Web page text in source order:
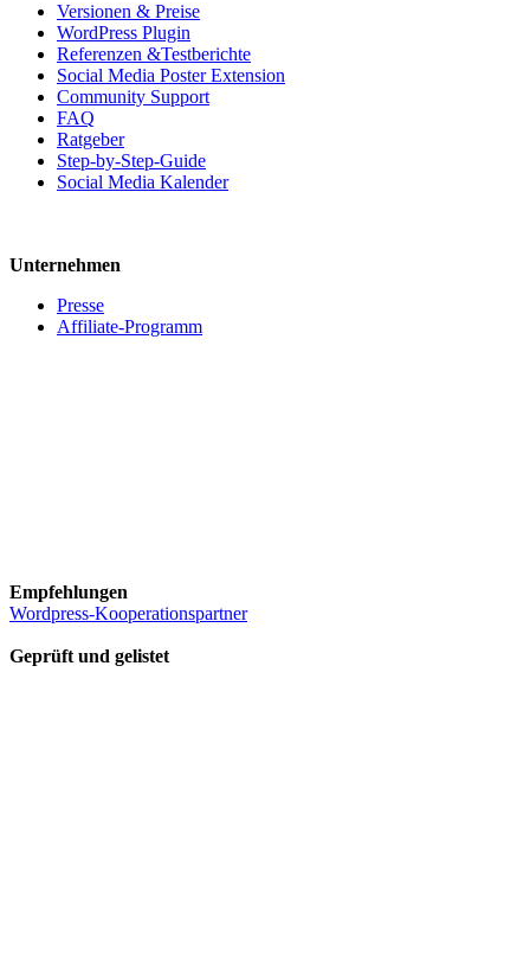
Versionen & Preise
WordPress Plugin
Referenzen &Testberichte
Social Media Poster Extension
Community Support
FAQ
Ratgeber
Step-by-Step-Guide
Social Media Kalender
Unternehmen
Presse
Affiliate-Programm
Empfehlungen
Wordpress-Kooperationspartner
Geprüft und gelistet